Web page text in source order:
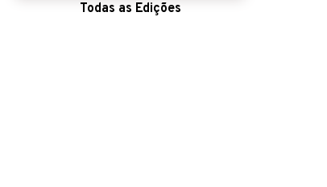
Todas as Edições